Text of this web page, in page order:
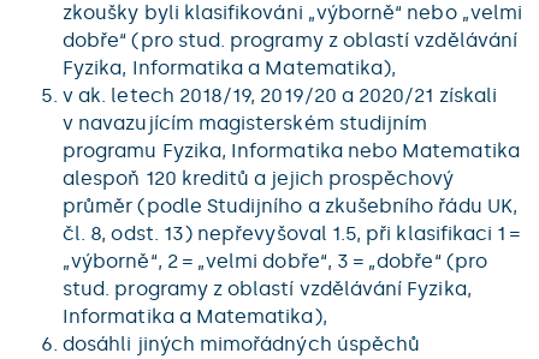
zkoušky byli klasifikováni „výborně“ nebo „velmi
dobře“ (pro stud. programy z oblastí vzdělávání
Fyzika, Informatika a Matematika),
v ak. letech 2018/19, 2019/20 a 2020/21 získali
v navazujícím magisterském studijním
programu Fyzika, Informatika nebo Matematika
alespoň 120 kreditů a jejich prospěchový
průměr (podle Studijního a zkušebního řádu UK,
čl. 8, odst. 13) nepřevyšoval 1.5, při klasifikaci 1 =
„výborně“, 2 = „velmi dobře“, 3 = „dobře“ (pro
stud. programy z oblastí vzdělávání Fyzika,
Informatika a Matematika),
dosáhli jiných mimořádných úspěchů